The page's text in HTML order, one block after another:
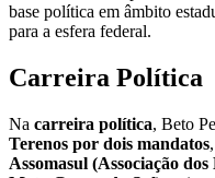
base política em âmbito
para a esfera federal.
Carreira Política
Na carreira política, Beto
Terenos por dois mandatos
Assomasul (Associação